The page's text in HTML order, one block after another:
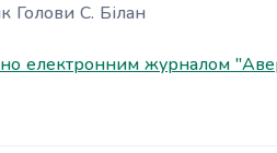
Голови С. Білан
електронним журналом